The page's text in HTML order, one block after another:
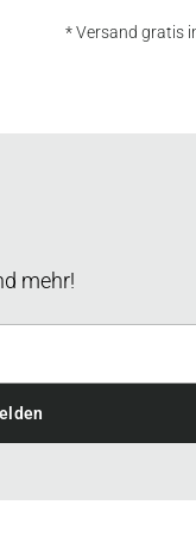
* Versand gratis
mehr!